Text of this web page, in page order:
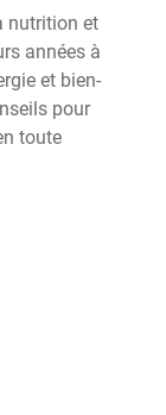
nutrition et
années à
et bien-
pour
toute